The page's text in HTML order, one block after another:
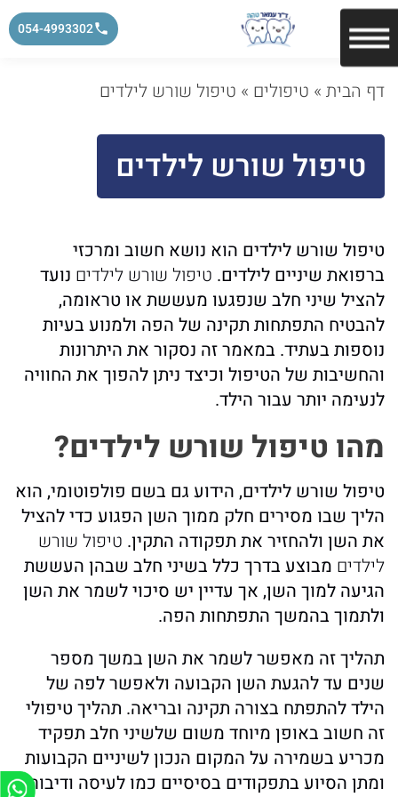
054-4993302
דף הבית » טיפולים » טיפול שורש לילדים
טיפול שורש לילדים
טיפול שורש לילדים הוא נושא חשוב ומרכזי
ברפואת שיניים לילדים. טיפול שורש לילדים נועד
להציל שיני חלב שנפגעו מעששת או טראומה,
להבטיח התפתחות תקינה של הפה ולמנוע בעיות
נוספות בעתיד. במאמר זה נסקור את היתרונות
והחשיבות של הטיפול וכיצד ניתן להפוך את החוויה
לנעימה יותר עבור הילד.
מהו טיפול שורש לילדים?
טיפול שורש לילדים, הידוע גם בשם פולפוטומי, הוא
הליך שבו מסירים חלק ממוך השן הפגוע כדי להציל
את השן ולהחזיר את תפקודה התקין. טיפול שורש
לילדים מבוצע בדרך כלל בשיני חלב שבהן העששת
הגיעה למוך השן, אך עדיין יש סיכוי לשמר את השן
ולתמוך בהמשך התפתחות הפה.
תהליך זה מאפשר לשמר את השן במשך מספר
שנים עד להגעת השן הקבועה ולאפשר לפה של
הילד להתפתח בצורה תקינה ובריאה. תהליך טיפולי
זה חשוב באופן מיוחד משום שלשיני חלב תפקיד
מכריע בשמירה על המקום הנכון לשיניים הקבועות
ומתן הסיוע בתפקודים בסיסיים כמו לעיסה ודיבור.